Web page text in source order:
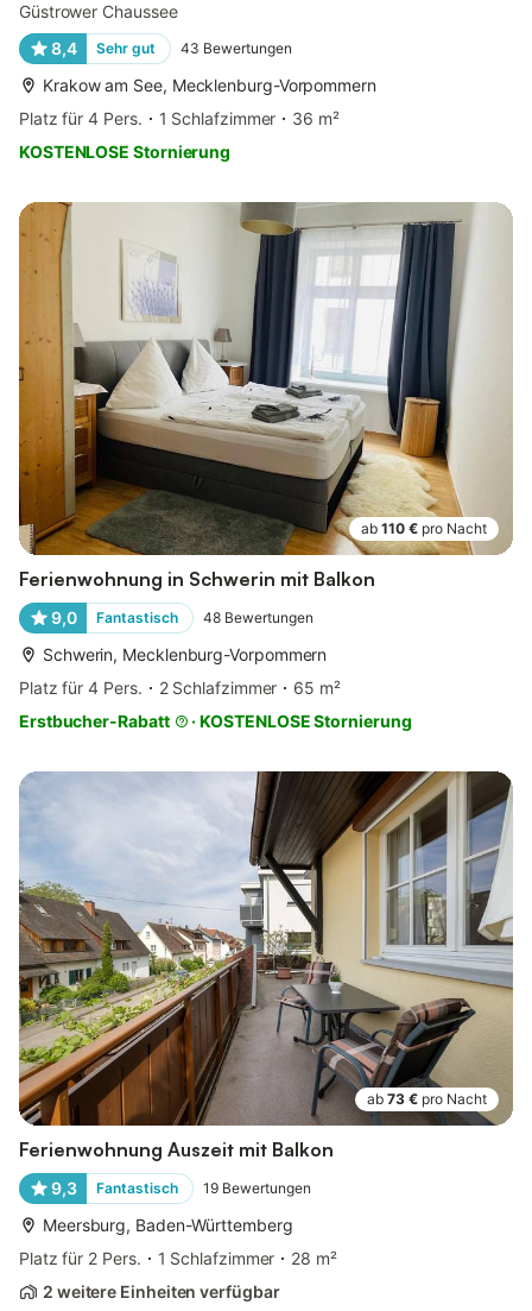
Güstrower Chaussee
8,4
Sehr gut 43 Bewertungen
Krakow am See, Mecklenburg-Vorpommern
Platz für 4 Pers.
1 Schlafzimmer
36 m²
KOSTENLOSE Stornierung
ab 110 € pro Nacht
Ferienwohnung in Schwerin mit Balkon
9,0 Fantastisch 48 Bewertungen
Schwerin, Mecklenburg-Vorpommern
Platz für 4 Pers.
2 Schlafzimmer
65 m²
Erstbucher-Rabatt
·KOSTENLOSE Stornierung
ab 73 € pro Nacht
Ferienwohnung Auszeit mit Balkon
9,3 Fantastisch 19 Bewertungen
Meersburg, Baden-Württemberg
Platz für 2 Pers.
1 Schlafzimmer
28 m²
2 weitere Einheiten verfügbar